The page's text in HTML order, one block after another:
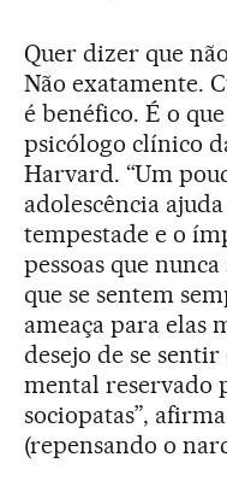
Quer dizer que
Não exatamente.
é benéfico. É o
psicólogo clínico
Harvard. “Um
adolescência
tempestade e o
pessoas que
que se sentem
ameaça para elas
desejo de se
mental reservado
sociopatas”,
(repensando o